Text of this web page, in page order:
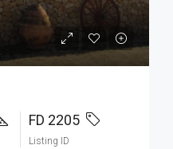
FD 2205
Listing ID